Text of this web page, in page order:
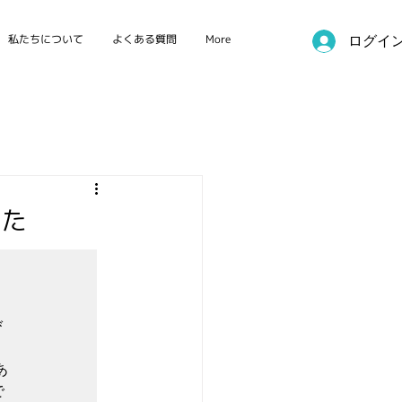
私たちについて よくある質問 More ログイ
国際カンファレンス